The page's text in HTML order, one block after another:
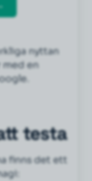
nyttan
med en
testa
finns det ett